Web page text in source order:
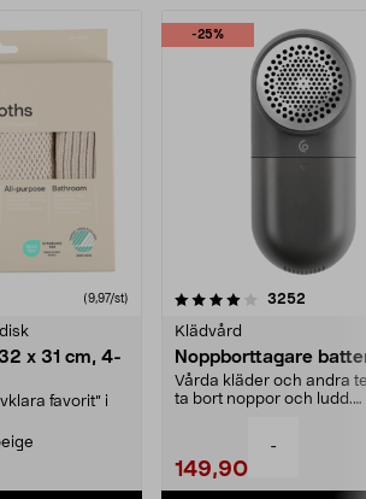
-
(9,97/st)
x 31 cm, 4-
favorit” i
-25%
3252
Klädvård
Noppborttagare
Vårda kläder och andra
ta bort noppor och ludd.
149,90
4.5av 5 stjärnor